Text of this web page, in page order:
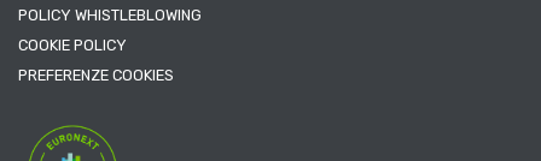
POLICY WHISTLEBLOWING
COOKIE POLICY
PREFERENZE COOKIES